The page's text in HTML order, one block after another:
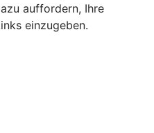
auffordern, Ihre
einzugeben.